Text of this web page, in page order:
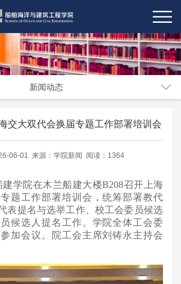
新闻动态
交大双代会换届专题工作部署培训会
06-01 来源：学院新闻 阅读：1364
学院在木兰船建大楼B208召开上海
题工作部署培训会，统筹部署教代
表提名与选举工作、校工会委员候选
候选人提名工作。学院全体工会委
加会议。院工会主席刘铸永主持会